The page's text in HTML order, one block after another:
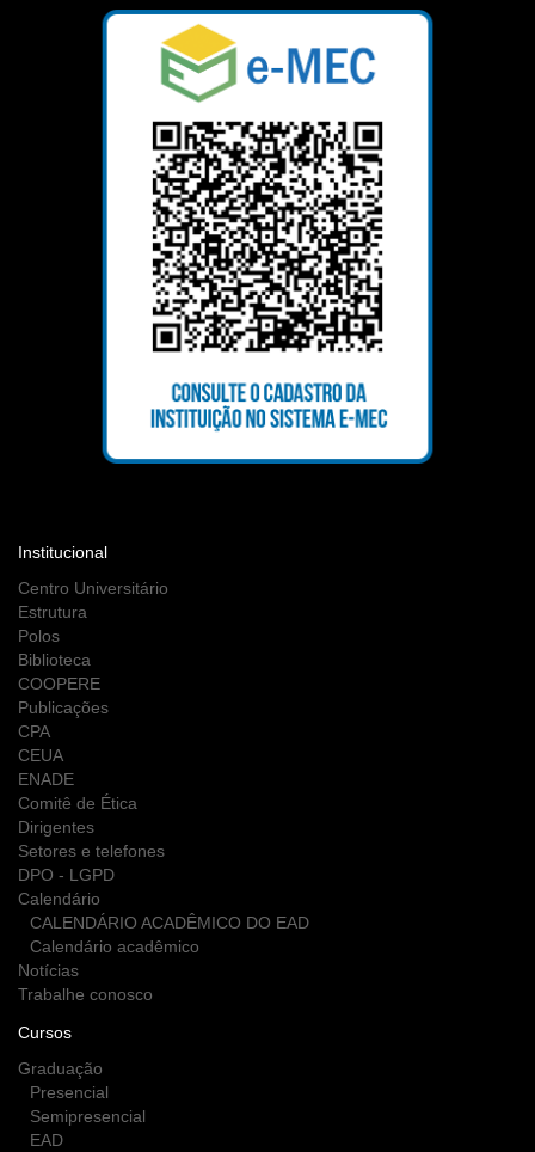
Institucional
Centro Universitário
Estrutura
Polos
Biblioteca
COOPERE
Publicações
CPA
CEUA
ENADE
Comitê de Ética
Dirigentes
Setores e telefones
DPO - LGPD
Calendário
CALENDÁRIO ACADÊMICO DO EAD
Calendário acadêmico
Notícias
Trabalhe conosco
Cursos
Graduação
Presencial
Semipresencial
EAD